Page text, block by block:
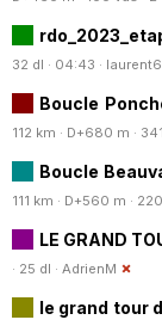
32 dl · 04:43 ·
Boucle
112 km · D+680 m ·
Boucle
111 km · D+560 m ·
LE GRAND
· 25 dl · AdrienM
le grand tour